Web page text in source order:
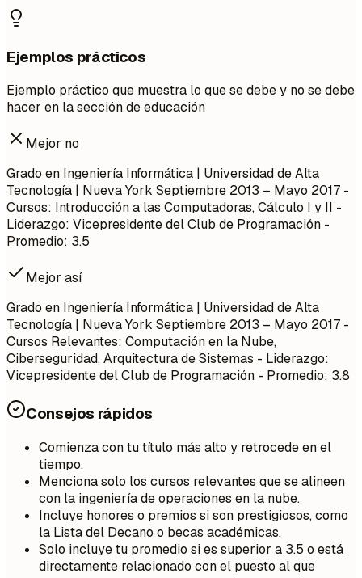
Ejemplos prácticos
Ejemplo práctico que muestra lo que se debe y no se debe
hacer en la sección de educación
Mejor no
Grado en Ingeniería Informática | Universidad de Alta
Tecnología | Nueva York Septiembre 2013 – Mayo 2017 -
Cursos: Introducción a las Computadoras, Cálculo I y II -
Liderazgo: Vicepresidente del Club de Programación -
Promedio: 3.5
Mejor así
Grado en Ingeniería Informática | Universidad de Alta
Tecnología | Nueva York Septiembre 2013 – Mayo 2017 -
Cursos Relevantes: Computación en la Nube,
Ciberseguridad, Arquitectura de Sistemas - Liderazgo:
Vicepresidente del Club de Programación - Promedio: 3.8
Consejos rápidos
Comienza con tu título más alto y retrocede en el
tiempo.
Menciona solo los cursos relevantes que se alineen
con la ingeniería de operaciones en la nube.
Incluye honores o premios si son prestigiosos, como
la Lista del Decano o becas académicas.
Solo incluye tu promedio si es superior a 3.5 o está
directamente relacionado con el puesto al que